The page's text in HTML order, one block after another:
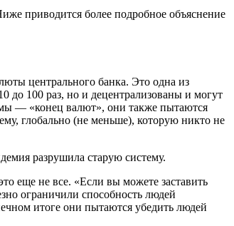
приводится более подробное объяснение
центрального банка. Это одна из
до 100 раз, но и децентрализованы и могут
— «конец валют», они также пытаются
глобально (не меньше), которую никто не
разрушила старую систему.
еще не все. «Если вы можете заставить
ограничили способность людей
итоге они пытаются убедить людей